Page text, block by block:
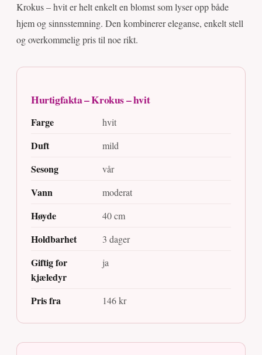
Krokus – hvit er helt enkelt en blomst som lyser opp både
hjem og sinnsstemning. Den kombinerer eleganse, enkelt stell
og overkommelig pris til noe rikt.
Hurtigfakta – Krokus – hvit
Farge hvit
Duft mild
Sesong vår
Vann moderat
Høyde 40 cm
Holdbarhet 3 dager
Giftig for
kjæledyr
ja
Pris fra 146 kr